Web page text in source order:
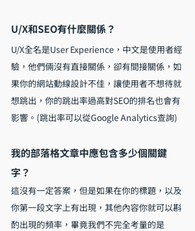
U/X和SEO有什麼關係？
U/X全名是User Experience，中文是使用者經
驗，他們倆沒有直接關係，卻有間接關係，如
果你的網站動線設計不佳，讓使用者不想待就
想跳出，你的跳出率過高對SEO的排名也會有
影響。(跳出率可以從Google Analytics查詢)
我的部落格文章中應包含多少個關鍵
字？
這沒有一定答案，但是如果在你的標題，以及
你第一段文字上有出現，其他內容你就可以斟
酌出現的頻率，畢竟我們不完全考量的是